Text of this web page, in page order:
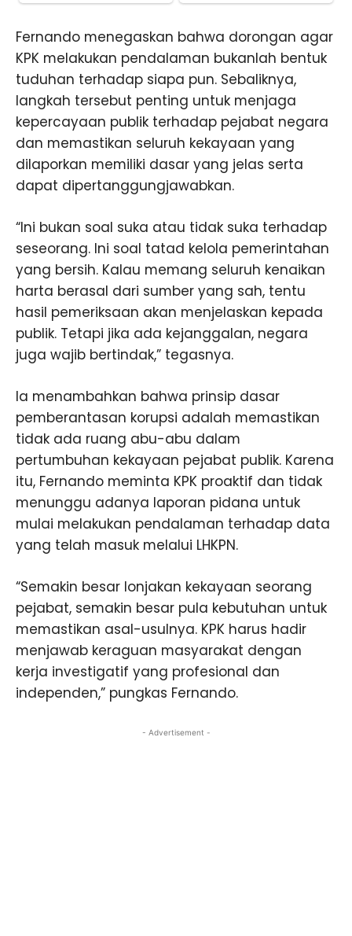
Fernando menegaskan bahwa dorongan agar
KPK melakukan pendalaman bukanlah bentuk
tuduhan terhadap siapa pun. Sebaliknya,
langkah tersebut penting untuk menjaga
kepercayaan publik terhadap pejabat negara
dan memastikan seluruh kekayaan yang
dilaporkan memiliki dasar yang jelas serta
dapat dipertanggungjawabkan.
“Ini bukan soal suka atau tidak suka terhadap
seseorang. Ini soal tatad kelola pemerintahan
yang bersih. Kalau memang seluruh kenaikan
harta berasal dari sumber yang sah, tentu
hasil pemeriksaan akan menjelaskan kepada
publik. Tetapi jika ada kejanggalan, negara
juga wajib bertindak,” tegasnya.
Ia menambahkan bahwa prinsip dasar
pemberantasan korupsi adalah memastikan
tidak ada ruang abu-abu dalam
pertumbuhan kekayaan pejabat publik. Karena
itu, Fernando meminta KPK proaktif dan tidak
menunggu adanya laporan pidana untuk
mulai melakukan pendalaman terhadap data
yang telah masuk melalui LHKPN.
“Semakin besar lonjakan kekayaan seorang
pejabat, semakin besar pula kebutuhan untuk
memastikan asal-usulnya. KPK harus hadir
menjawab keraguan masyarakat dengan
kerja investigatif yang profesional dan
independen,” pungkas Fernando.
- Advertisement -